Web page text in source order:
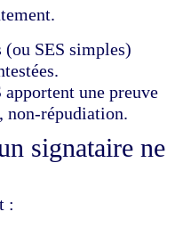
(ou SES simples)
une preuve
signataire ne
: